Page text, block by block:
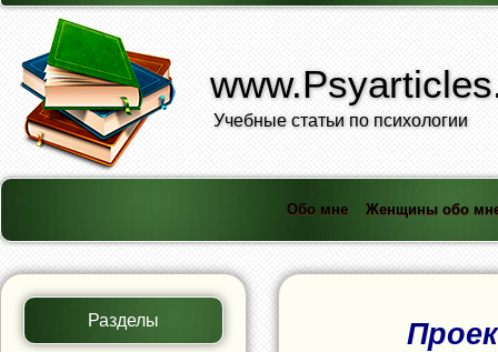
Учебные статьи по психологии
Обо мне Женщины обо
Разделы